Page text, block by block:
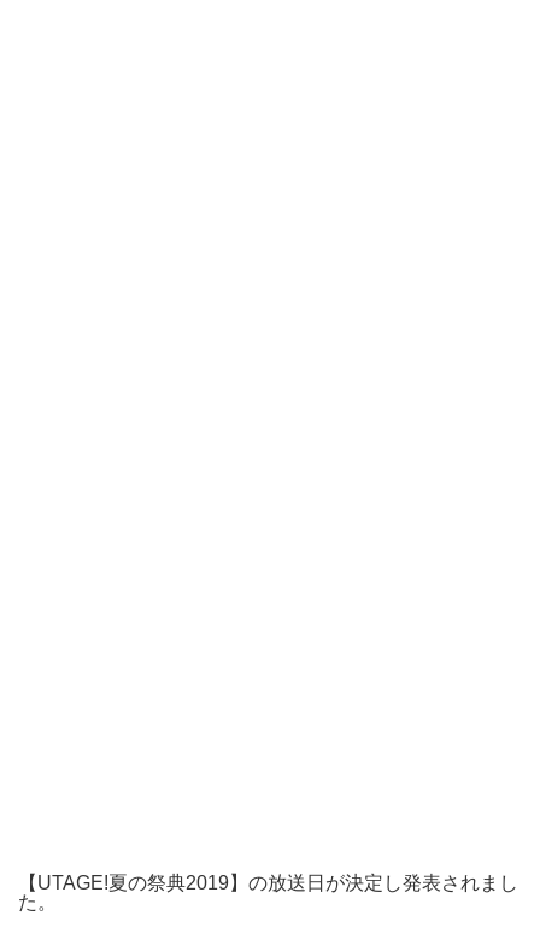
【UTAGE!夏の祭典2019】の放送日が決定し発表されまし
た。